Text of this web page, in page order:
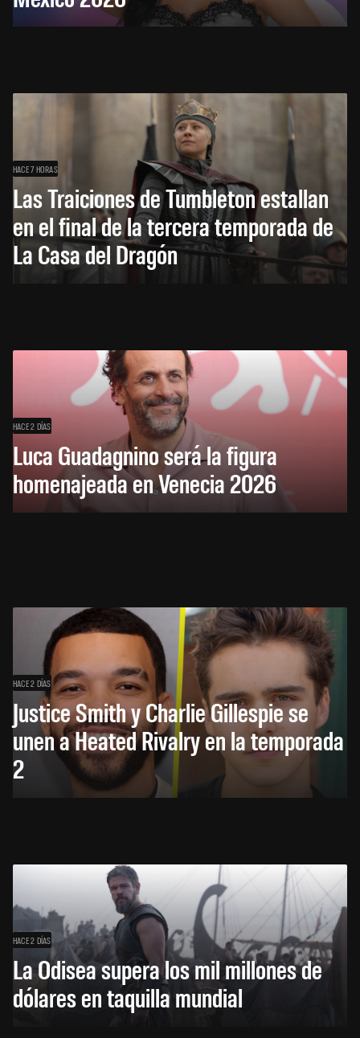
HACE 7 HORAS
Las Traiciones de Tumbleton estallan
en el final de la tercera temporada de
La Casa del Dragón
HACE 2 DÍAS
Luca Guadagnino será la figura
homenajeada en Venecia 2026
HACE 2 DÍAS
Justice Smith y Charlie Gillespie se
unen a Heated Rivalry en la temporada
2
HACE 2 DÍAS
La Odisea supera los mil millones de
dólares en taquilla mundial